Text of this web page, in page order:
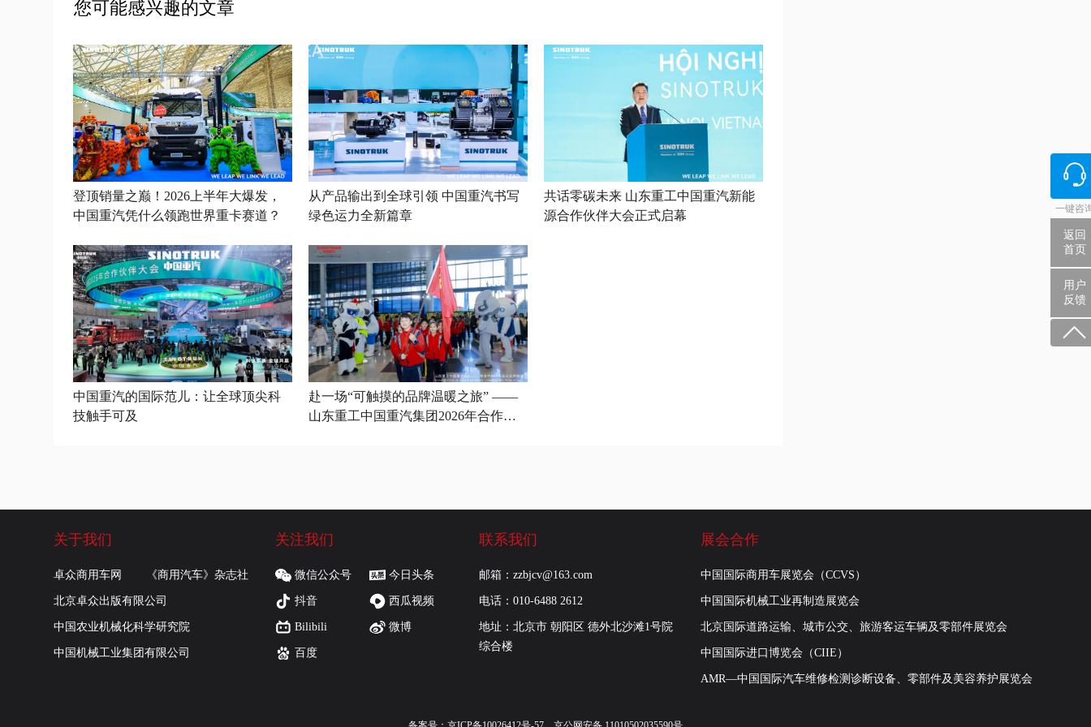
您可能感兴趣的文章
登顶销量之巅！2026上半年大爆发，
中国重汽凭什么领跑世界重卡赛道？
从产品输出到全球引领 中国重汽书写
绿色运力全新篇章
共话零碳未来 山东重工中国重汽新能
源合作伙伴大会正式启幕
中国重汽的国际范儿：让全球顶尖科
技触手可及
赴一场“可触摸的品牌温暖之旅” ——
山东重工中国重汽集团2026年合作伙
一键咨
返回
首页
用户
反馈
关于我们
卓众商用车网 《商用汽车》杂志社
北京卓众出版有限公司
中国农业机械化科学研究院
中国机械工业集团有限公司
关注我们
微信公众号 今日头条
抖音 西瓜视频
Bilibili 微博
百度
联系我们
邮箱：zzbjcv@163.com
电话：010-6488 2612
地址：北京市 朝阳区 德外北沙滩1号院
综合楼
展会合作
中国国际商用车展览会（CCVS）
中国国际机械工业再制造展览会
北京国际道路运输、城市公交、旅游客运车辆及零部件展览会
中国国际进口博览会（CIIE）
AMR—中国国际汽车维修检测诊断设备、零部件及美容养护展览会